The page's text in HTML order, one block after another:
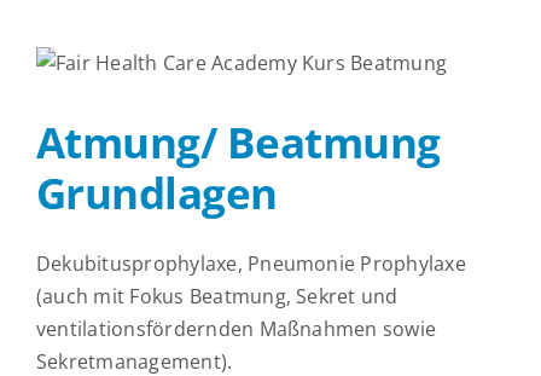
Atmung/ Beatmung
Grundlagen
Dekubitusprophylaxe, Pneumonie Prophylaxe
(auch mit Fokus Beatmung, Sekret und
ventilationsfördernden Maßnahmen sowie
Sekretmanagement).